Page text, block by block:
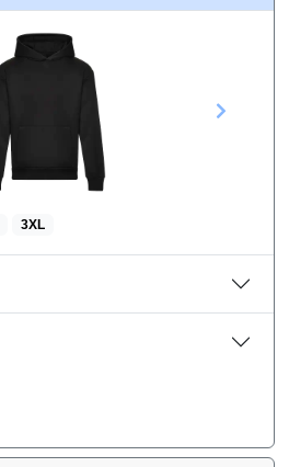
3XL